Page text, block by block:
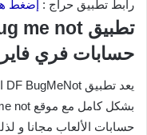
رابط تطبيق حراج : إضغط
حسابات فري فاير
حسابات الألعاب مجانا و